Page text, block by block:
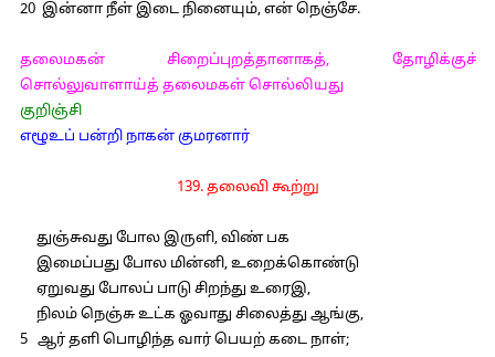
20 இன்னா நீள் இடை நினையும், என் நெஞ்சே.
தலைமகன் சிறைப்புறத்தானாகத், தோழிக்குச்
சொல்லுவாளாய்த் தலைமகள் சொல்லியது
குறிஞ்சி
எழூஉப் பன்றி நாகன் குமரனார்
139. தலைவி கூற்று
துஞ்சுவது போல இருளி, விண் பக
இமைப்பது போல மின்னி, உறைக்கொண்டு
ஏறுவது போலப் பாடு சிறந்து உரைஇ,
நிலம் நெஞ்சு உட்க ஓவாது சிலைத்து ஆங்கு,
5 ஆர் தளி பொழிந்த வார் பெயற் கடை நாள்;